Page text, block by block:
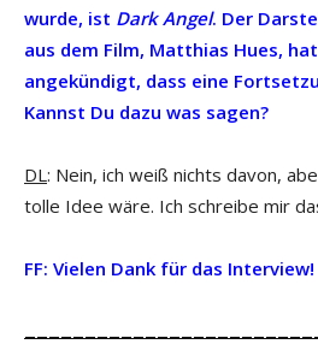
wurde, ist Dark Angel. Der
aus dem Film, Matthias Hues,
angekündigt, dass eine
Kannst Du dazu was sagen?
DL : Nein, ich weiß nichts davon,
tolle Idee wäre. Ich schreibe mir
FF: Vielen Dank für das Interview!